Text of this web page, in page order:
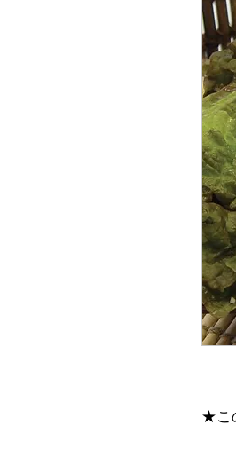
★こ